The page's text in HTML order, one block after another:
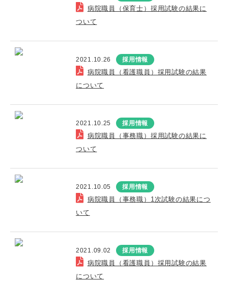
病院職員（保育士）採用試験の結果に
ついて
2021.10.26 採用情報
病院職員（看護職員）採用試験の結果
について
2021.10.25 採用情報
病院職員（事務職）採用試験の結果に
ついて
2021.10.05 採用情報
病院職員（事務職）1次試験の結果につ
いて
2021.09.02 採用情報
病院職員（看護職員）採用試験の結果
について